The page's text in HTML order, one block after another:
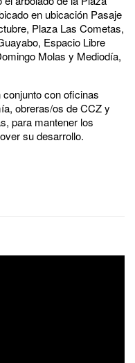
en ubicación Pasaje
Plaza Las Cometas,
Espacio Libre
Molas y Mediodía,
con oficinas
obreras/os de CCZ y
para mantener los
su desarrollo.